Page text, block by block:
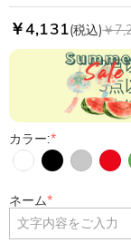
￥4,131(税込)￥
2点
3点
5点
カラー:*
ネーム*